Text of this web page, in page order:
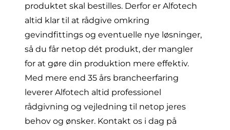
produktet skal bestilles. Derfor er Alfotech
altid klar til at rådgive omkring
gevindfittings og eventuelle nye løsninger,
så du får netop dét produkt, der mangler
for at gøre din produktion mere effektiv.
Med mere end 35 års brancheerfaring
leverer Alfotech altid professionel
rådgivning og vejledning til netop jeres
behov og ønsker. Kontakt os i dag på